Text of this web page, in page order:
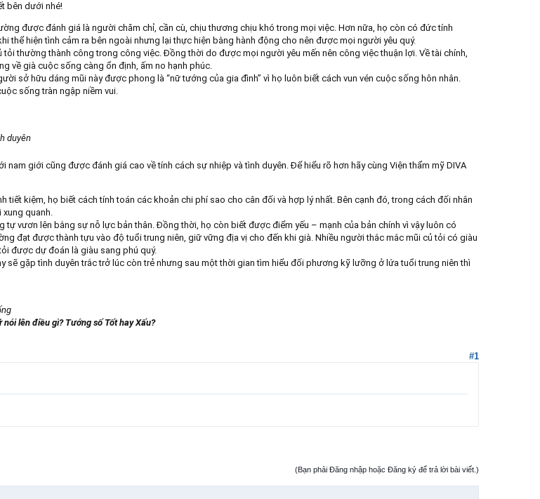
bên dưới nhé!
được đánh giá là người chăm chỉ, cần cù, chịu thương chịu khó trong mọi việc. Hơn nữa, họ còn có đức tính
thể hiện tình cảm ra bên ngoài nhưng lại thực hiện bằng hành động cho nên được mọi người yêu quý.
thường thành công trong công việc. Đồng thời do được mọi người yêu mến nên công việc thuận lợi. Về tài chính,
về già cuộc sống càng ổn định, ấm no hạnh phúc.
sở hữu dáng mũi này được phong là “nữ tướng của gia đình” vì họ luôn biết cách vun vén cuộc sống hôn nhân.
sống tràn ngập niềm vui.
duyên
giới cũng được đánh giá cao về tính cách sự nhiệp và tình duyên. Để hiểu rõ hơn hãy cùng Viện thẩm mỹ DIVA
tiết kiệm, họ biết cách tính toán các khoản chi phí sao cho cân đối và hợp lý nhất. Bên cạnh đó, trong cách đối nhân
quanh.
vươn lên bằng sự nỗ lực bản thân. Đồng thời, họ còn biết được điểm yếu – mạnh của bản chính vì vậy luôn có
đạt được thành tựu vào độ tuổi trung niên, giữ vững địa vị cho đến khi già. Nhiều người thắc mắc mũi củ tỏi có giàu
được dự đoán là giàu sang phú quý.
sẽ gặp tình duyên trắc trở lúc còn trẻ nhưng sau một thời gian tìm hiểu đối phương kỹ lưỡng ở lứa tuổi trung niên thì
lên điều gì? Tướng số Tốt hay Xấu?
#1
(Bạn phải Đăng nhập hoặc Đăng ký để trả lời bài viết.)